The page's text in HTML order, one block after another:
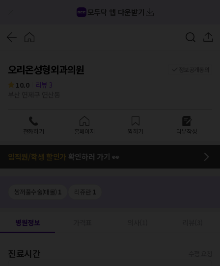
모두닥 앱 다운받기
오리온성형외과의원
10.0 리뷰 3
전화하기 홈페이지 찜하기 리뷰작성
임직원/학생 할인가 확인하러 가기 👀
쌍꺼풀수술(매몰) 1 리쥬란 1
병원정보
진료시간